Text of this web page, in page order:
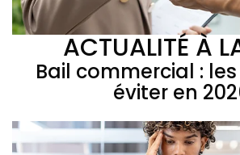
ACTUALITÉ À
Bail commercial :
éviter en